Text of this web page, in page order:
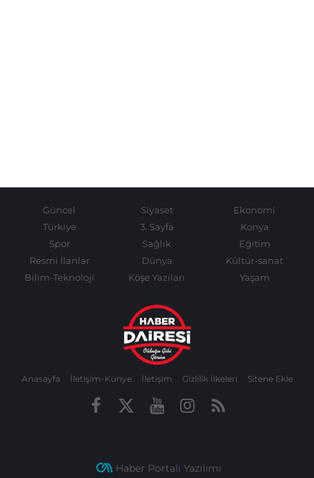
Güncel Siyaset
Ekonomi
Türkiye
3. Sayfa
Konya
Spor
Sağlık
Eğitim
Resmi İlanlar
Dünya
Kültür-sanat
Bilim-Teknoloji
Köşe Yazıları Yaşam
Anasayfa İletişim-Künye İletişim Gizlilik İlkeleri Sitene Ekle
Haber Portalı Yazılımı